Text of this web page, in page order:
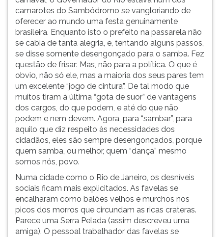
camarotes do Sambódromo se vangloriando de
oferecer ao mundo uma festa genuinamente
brasileira. Enquanto isto o prefeito na passarela não
se cabia de tanta alegria, e, tentando alguns passos,
se disse somente desengonçado para o samba. Fez
questão de frisar: Mas, não para a política. O que é
obvio, não só ele, mas a maioria dos seus pares tem
um excelente “jogo de cintura”. De tal modo que
muitos tiram à última “gota de suor” de vantagens
dos cargos, do que podem, e até do que não
podem e nem devem. Agora, para “sambar”, para
aquilo que diz respeito às necessidades dos
cidadãos, eles são sempre desengonçados, porque
quem samba, ou melhor, quem “dança” mesmo
somos nós, povo.
Numa cidade como o Rio de Janeiro, os desníveis
sociais ficam mais explicitados. As favelas se
encalharam como balões velhos e murchos nos
picos dos morros que circundam as ricas crateras.
Parece uma Serra Pelada (assim descreveu uma
amiga). O pessoal trabalhador das favelas se